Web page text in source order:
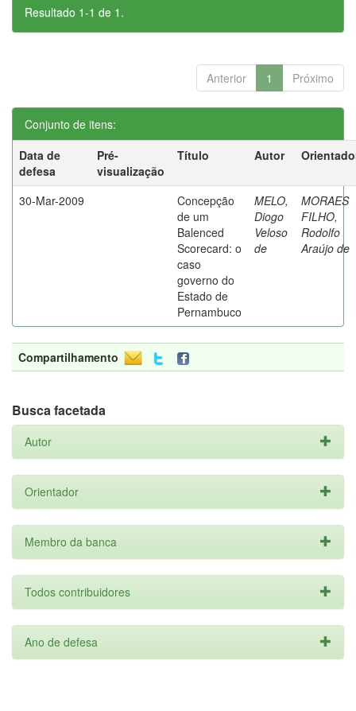
Resultado 1-1 de 1.
Anterior 1 Próximo
Conjunto de itens:
Data de
defesa
Pré-
visualização
Título Autor
30-Mar-2009
Concepção
de um
Balenced
Scorecard: o
caso
governo do
Estado de
Pernambuco
MELO,
Diogo
Veloso
de
MORAES
FILHO,
Rodolfo
Araújo de
Compartilhamento
Busca facetada
Autor
Orientador
Membro da banca
Todos contribuidores
Ano de defesa